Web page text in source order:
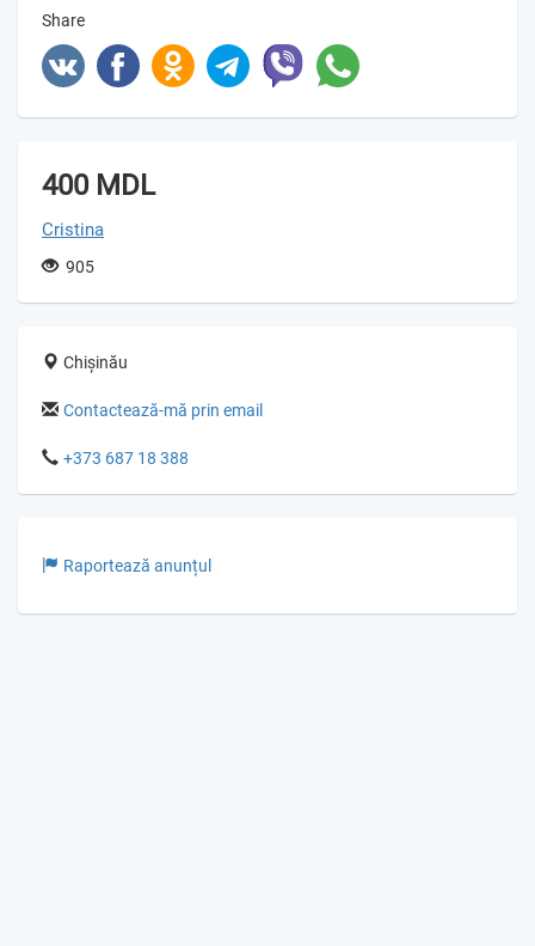
Share
400 MDL
Cristina
905
Chișinău
Contactează-mă prin email
+373 687 18 388
Raportează anunțul